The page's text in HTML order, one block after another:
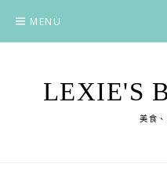
content
MENU
LEXIE'S
美食